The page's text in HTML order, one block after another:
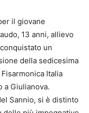
il giovane
13 anni, allievo
un
della sedicesima
Italia
a Giulianova.
Sannio, si è distinto